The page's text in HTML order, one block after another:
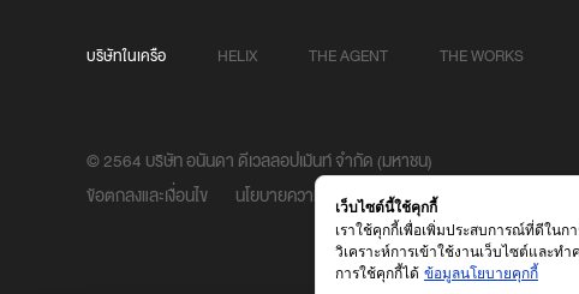
บริษัทในเครือ HELIX THE AGENT THE WORKS
© 2564 บริษัท อนันดา ดีเวลลอปเม้นท์ จำกัด (มหาชน)
ข้อตกลงและเงื่อนไข
นโยบายความเป็นส่วนตัว
เว็บไซต์นี้ใช้คุกกี้
เราใช้คุกกี้เพื่อเพิ่มประสบการณ์ที่ดีใน
วิเคราะห์การเข้าใช้งานเว็บไซต์และ
การใช้คุกกี้ได้ ข้อมูลนโยบายคุกกี้